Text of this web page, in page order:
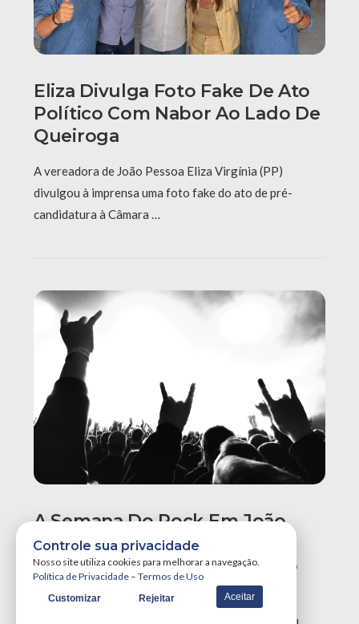
Eliza Divulga Foto Fake De Ato
Político Com Nabor Ao Lado De
Queiroga
A vereadora de João Pessoa Eliza Virgínia (PP)
divulgou à imprensa uma foto fake do ato de pré-
candidatura à Câmara …
A Semana Do Rock Em João
Pessoa Promete Um Dos
Maiores Finais De Semana Do
Controle sua privacidade
Nosso site utiliza cookies para melhorar a navegação.
Política de Privacidade – Termos de Uso
Customizar Rejeitar Aceitar